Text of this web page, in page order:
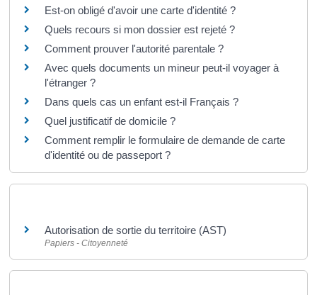
Est-on obligé d'avoir une carte d'identité ?
Quels recours si mon dossier est rejeté ?
Comment prouver l'autorité parentale ?
Avec quels documents un mineur peut-il voyager à
l'étranger ?
Dans quels cas un enfant est-il Français ?
Quel justificatif de domicile ?
Comment remplir le formulaire de demande de carte
d'identité ou de passeport ?
Autorisation de sortie du territoire (AST)
Papiers - Citoyenneté